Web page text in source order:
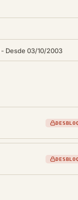
Desde 03/10/2003